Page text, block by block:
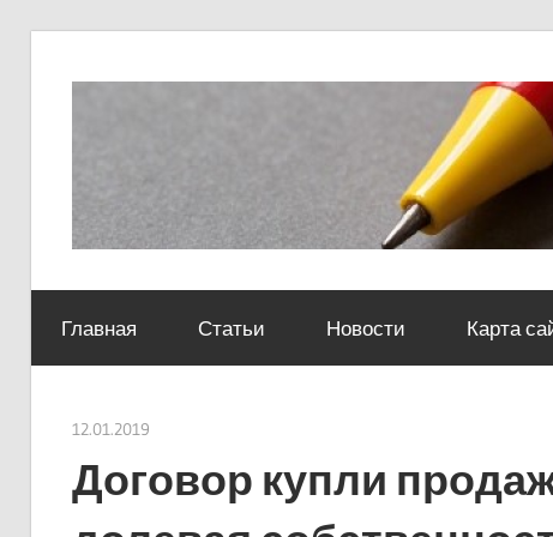
юридический
центр
Главная Статьи Новости Карта
12.01.2019
Договор купли